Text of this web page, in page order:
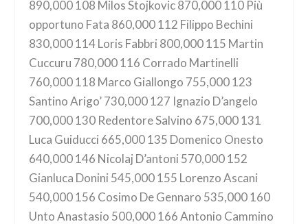
890,000 108 Milos Stojkovic 870,000 110 Più
opportuno Fata 860,000 112 Filippo Bechini
830,000 114 Loris Fabbri 800,000 115 Martin
Cuccuru 780,000 116 Corrado Martinelli
760,000 118 Marco Giallongo 755,000 123
Santino Arigo’ 730,000 127 Ignazio D’angelo
700,000 130 Redentore Salvino 675,000 131
Luca Guiducci 665,000 135 Domenico Onesto
640,000 146 Nicolaj D’antoni 570,000 152
Gianluca Donini 545,000 155 Lorenzo Ascani
540,000 156 Cosimo De Gennaro 535,000 160
Unto Anastasio 500,000 166 Antonio Cammino